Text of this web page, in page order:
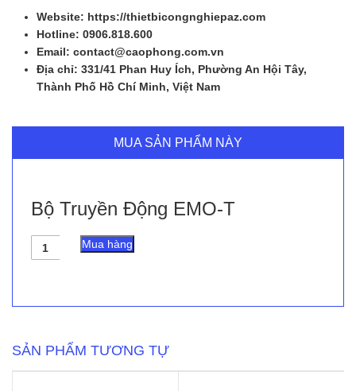
Website: https://thietbicongnghiepaz.com
Hotline: 0906.818.600
Email: contact@caophong.com.vn
Địa chỉ: 331/41 Phan Huy Ích, Phường An Hội Tây,
Thành Phố Hồ Chí Minh, Việt Nam
MUA SẢN PHẨM NÀY
Bộ Truyền Động EMO-T
Bộ
Truyền
Mua hàng
SẢN PHẨM TƯƠNG TỰ